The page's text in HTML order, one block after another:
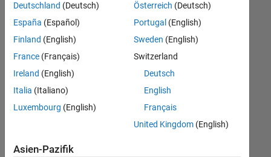
können
die
Suchkriterien
weiter
fassen
oder
alle
Stellenangebote
anzeigen .
noch
Deutschland (Deutsch)
España (Español)
Finland (English)
France (Français)
Ireland (English)
Italia (Italiano)
Luxembourg (English)
Österreich (Deutsch)
Portugal (English)
Sweden (English)
Switzerland
Deutsch
English
Français
United Kingdom(English)
Asien-Pazifik